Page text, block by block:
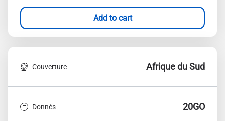
Add to cart
Couverture Afrique du Sud
Donnés 20GO